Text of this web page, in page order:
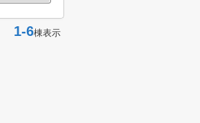
1-6棟表示